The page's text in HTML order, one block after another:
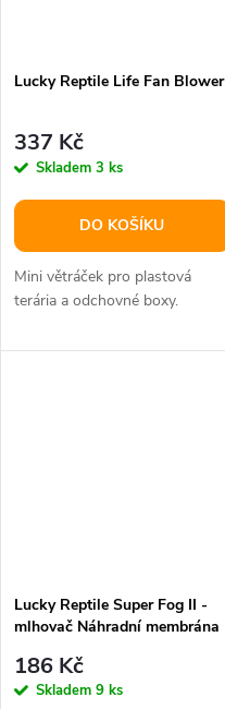
Lucky Reptile Life Fan Blower
337 Kč
Skladem 3 ks
DO KOŠÍKU
Mini větráček pro plastová
terária a odchovné boxy.
Lucky Reptile Super Fog II -
mlhovač Náhradní membrána
186 Kč
Skladem 9 ks